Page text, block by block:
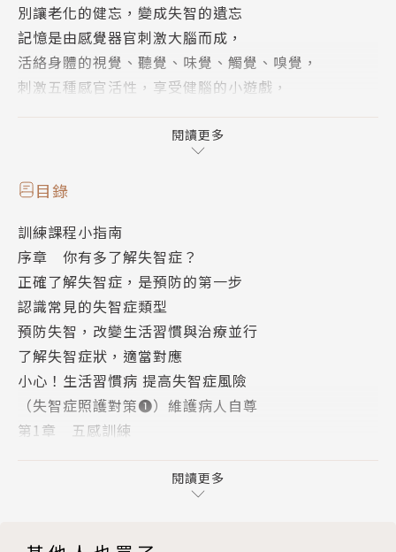
別讓老化的健忘，變成失智的遺忘
記憶是由感覺器官刺激大腦而成，
活絡身體的視覺、聽覺、味覺、觸覺、嗅覺，
刺激五種感官活性，享受健腦的小遊戲，
現在就開始！隨時隨地可練習！
日本失智症預防協會理事長、投入失智研究近三十年的
根據五感統合的研究，設計不受時地限制、隨時可做的
日常活動，
不管是化妝、發簡訊、做菜、唱歌、數鈔票、折衣
服……
這些簡單動作統統都能鍛練大腦、加強記憶。
│精彩內容│
●趣味圖解，秒懂五感健腦的艱深原理
●生活情境設計，不費力就能持之以恆
●自己就可練習，兩個人互動更溫馨
閱讀更多
目錄
訓練課程小指南
序章 你有多了解失智症？
正確了解失智症，是預防的第一步
認識常見的失智症類型
預防失智，改變生活習慣與治療並行
了解失智症狀，適當對應
小心！生活習慣病 提高失智症風險
（失智症照護對策❶）維護病人自尊
第1章 五感訓練
散步找變化： 找出三個不同的地方
閱讀更多